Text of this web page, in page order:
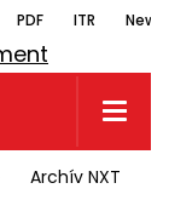
PDF ITR
Archív NXT